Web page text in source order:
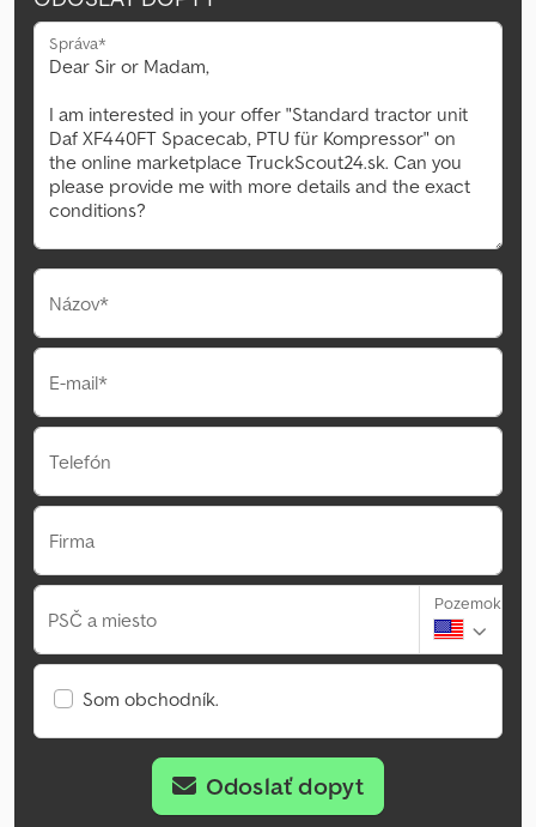
Správa*
Názov*
E-mail*
Telefón
Firma
PSČ a miesto
Pozemok
Som obchodník.
Odoslať dopyt